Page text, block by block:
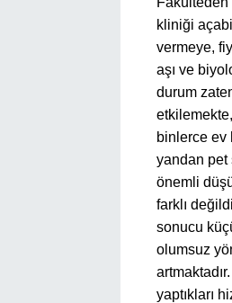
kliniği
vermeye,
aşı ve
durum
binlerce ev
yandan pet
önemli
farklı
sonucu
olumsuz
yaptıkları